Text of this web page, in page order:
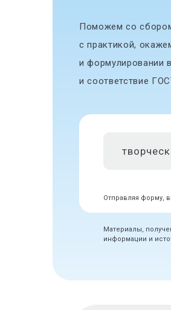
Поможем со сбором
с практикой,
и формулировании
и соответствие
Отправляя форму,
Материалы,
информации и